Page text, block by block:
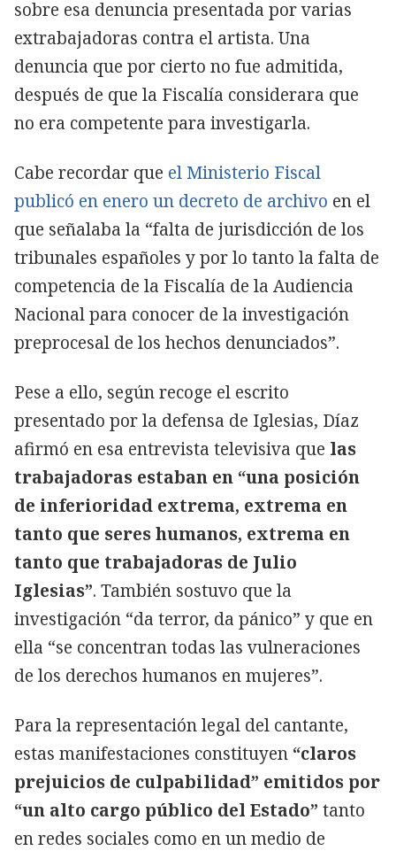
sobre esa denuncia presentada por varias
extrabajadoras contra el artista. Una
denuncia que por cierto no fue admitida,
después de que la Fiscalía considerara que
no era competente para investigarla.
Cabe recordar que el Ministerio Fiscal
publicó en enero un decreto de archivo en el
que señalaba la “falta de jurisdicción de los
tribunales españoles y por lo tanto la falta de
competencia de la Fiscalía de la Audiencia
Nacional para conocer de la investigación
preprocesal de los hechos denunciados”.
Pese a ello, según recoge el escrito
presentado por la defensa de Iglesias, Díaz
afirmó en esa entrevista televisiva que las
trabajadoras estaban en “una posición
de inferioridad extrema, extrema en
tanto que seres humanos, extrema en
tanto que trabajadoras de Julio
Iglesias”. También sostuvo que la
investigación “da terror, da pánico” y que en
ella “se concentran todas las vulneraciones
de los derechos humanos en mujeres”.
Para la representación legal del cantante,
estas manifestaciones constituyen “claros
prejuicios de culpabilidad” emitidos por
“un alto cargo público del Estado” tanto
en redes sociales como en un medio de